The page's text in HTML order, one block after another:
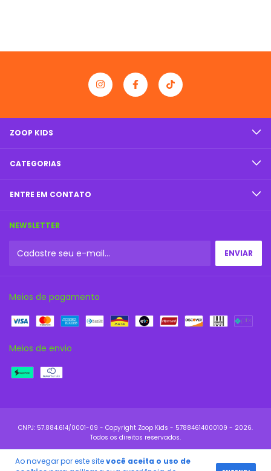
Ao navegar por este sitevocê aceita o uso de
ZOOP KIDS
CATEGORIAS
ENTRE EM CONTATO
NEWSLETTER
Meios de pagamento
Meios de envio
Copyright Zoop Kids - 57884614000109 - 2026.
Todos os direitos reservados.